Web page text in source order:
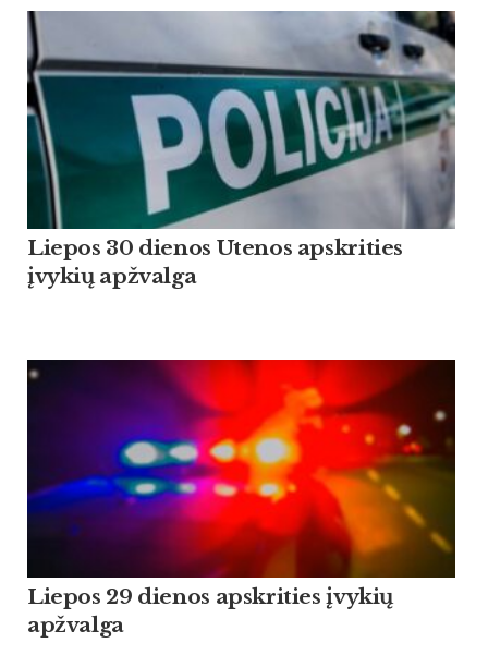
Liepos 30 dienos Utenos apskrities
įvykių apžvalga
Liepos 29 dienos apskrities įvykių
apžvalga